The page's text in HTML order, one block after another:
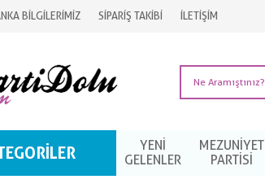
BİLGİLERİMİZ SİPARİŞ TAKİBİ İLETİŞİM
YENİ
GELENLER
MEZUNIYET
PARTISI